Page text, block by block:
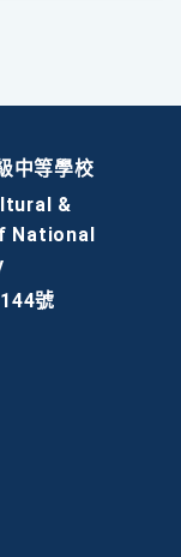
中等學校
&
National
號